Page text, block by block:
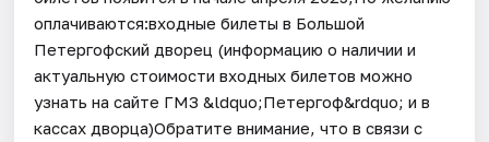
оплачиваются:входные билеты в Большой
Петергофский дворец (информацию о наличии и
актуальную стоимости входных билетов можно
узнать на сайте ГМЗ &ldquo;Петергоф&rdquo; и в
кассах дворца)Обратите внимание, что в связи с